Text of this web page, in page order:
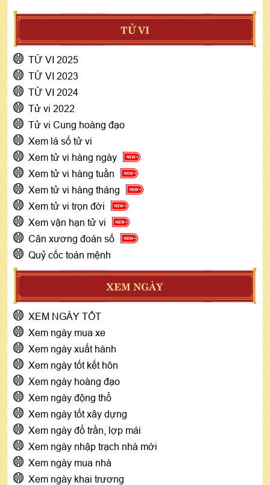
TỬ VI
TỬ VI 2025
TỬ VI 2023
TỬ VI 2024
Tử vi 2022
Tử vi Cung hoàng đạo
Xem lá số tử vi
Xem tử vi hàng ngày
Xem tử vi hàng tuần
Xem tử vi hàng tháng
Xem tử vi trọn đời
Xem vận hạn tử vi
Cân xương đoán số
Quỷ cốc toán mệnh
XEM NGÀY
XEM NGÀY TỐT
Xem ngày mua xe
Xem ngày xuất hành
Xem ngày tốt kết hôn
Xem ngày hoàng đạo
Xem ngày động thổ
Xem ngày tốt xây dựng
Xem ngày đổ trần, lợp mái
Xem ngày nhập trạch nhà mới
Xem ngày mua nhà
Xem ngày khai trương